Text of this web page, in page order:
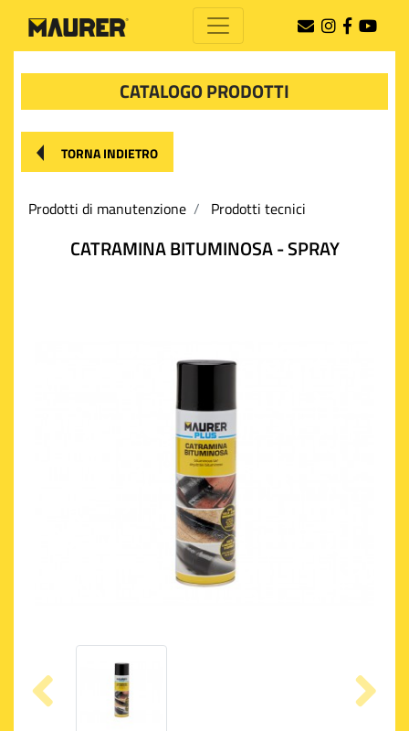
CATALOGO PRODOTTI
TORNA INDIETRO
Prodotti di manutenzione Prodotti tecnici
CATRAMINA BITUMINOSA - SPRAY